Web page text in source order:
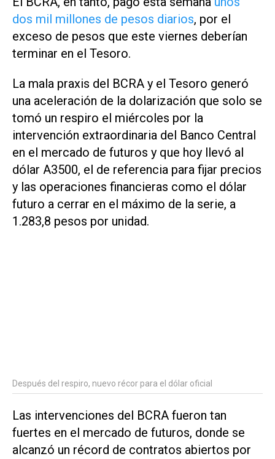
dos mil millones de pesos diarios, por el
exceso de pesos que este viernes deberían
terminar en el Tesoro.
La mala praxis del BCRA y el Tesoro generó
una aceleración de la dolarización que solo se
tomó un respiro el miércoles por la
intervención extraordinaria del Banco Central
en el mercado de futuros y que hoy llevó al
dólar A3500, el de referencia para fijar precios
y las operaciones financieras como el dólar
futuro a cerrar en el máximo de la serie, a
1.283,8 pesos por unidad.
Después del respiro, nuevo récor para el dólar oficial
Las intervenciones del BCRA fueron tan
fuertes en el mercado de futuros, donde se
alcanzó un récord de contratos abiertos por